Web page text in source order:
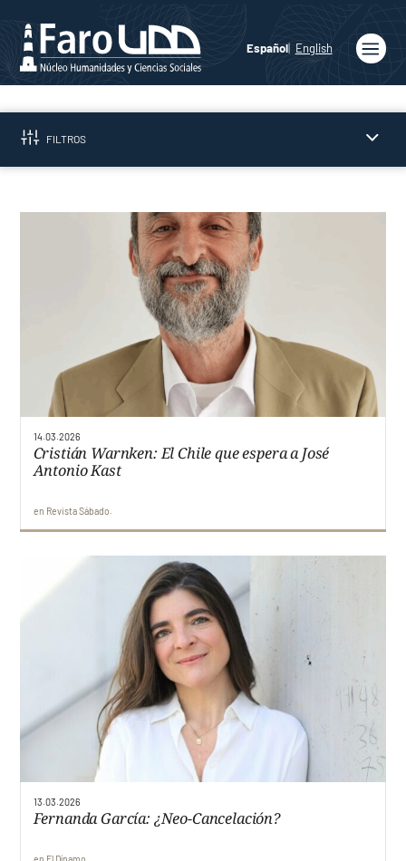
Español English
Quiénes
somos
Podcast
Agenda
Ediciones
Faro UDD
FILTROS
14.03.2026
Cristián Warnken: El Chile que espera a José
Antonio Kast
en Revista Sábado
13.03.2026
Fernanda García: ¿Neo-Cancelación?